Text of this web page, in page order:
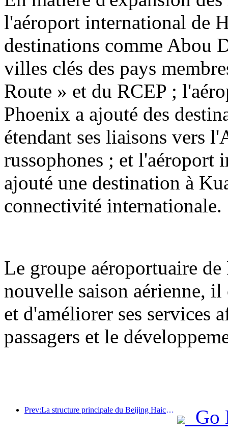
l'aéroport international de
destinations comme Abou
villes clés des pays
Route » et du RCEP ;
Phoenix a ajouté des
étendant ses liaisons vers
russophones ; et l'aéroport
ajouté une destination à
connectivité internationale.
Le groupe aéroportuaire
nouvelle saison aérienne,
et d'améliorer ses services
passagers et le
Prev:La structure principale du Beijing Haichang Ocean Park devrait atteindre son point culminant d'ici la fin de l'année, l'achèvement et l'ouverture étant prévus pour 2027.
Go